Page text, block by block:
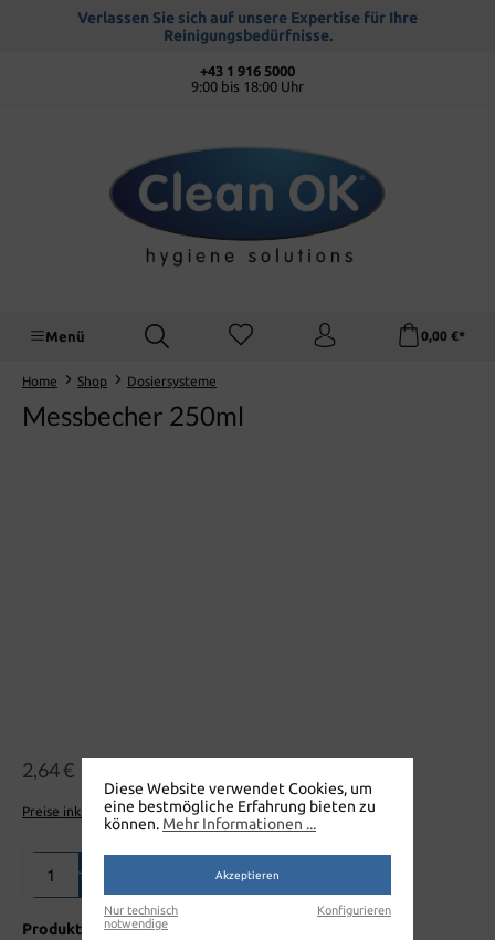
springenVerlassen Sie sich auf unsere Expertise für Ihre
Reinigungsbedürfnisse.
+43 1 916 5000
9:00 bis 18:00 Uhr
Menü 0,00 €*
Home Shop Dosiersysteme
Messbecher 250ml
2,64 €
Preise inkl. MwSt. zzgl. Versandkosten
Produkt Anzahl: Gib den gewünschten Wert ein oder benutze die
In den Warenkorb
Produktnummer:D133
Diese Website verwendet Cookies, um
eine bestmögliche Erfahrung bieten zu
können. Mehr Informationen ...
Akzeptieren
Nur technisch
notwendige
Konfigurieren